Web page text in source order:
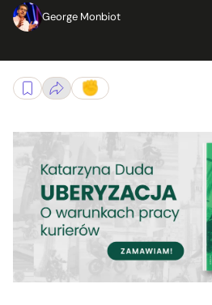
George Monbiot